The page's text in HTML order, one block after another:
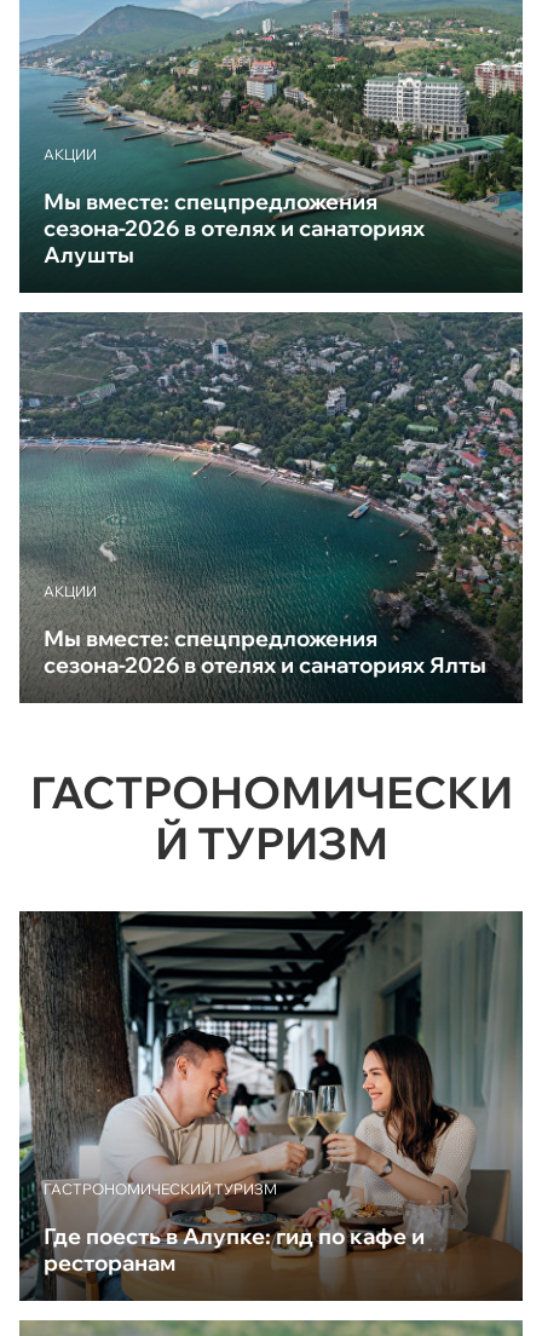
АКЦИИ
Мы вместе: спецпредложения
сезона-2026 в отелях и санаториях
Алушты
АКЦИИ
Мы вместе: спецпредложения
сезона-2026 в отелях и санаториях Ялты
ГАСТРОНОМИЧЕСКИ
Й ТУРИЗМ
ГАСТРОНОМИЧЕСКИЙ ТУРИЗМ
Где поесть в Алупке: гид по кафе и
ресторанам